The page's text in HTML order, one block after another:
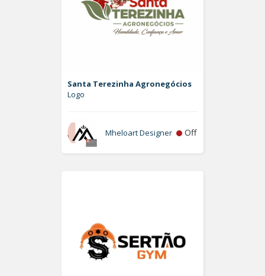
Santa Terezinha Agronegócios
Logo
Mheloart Designer Off